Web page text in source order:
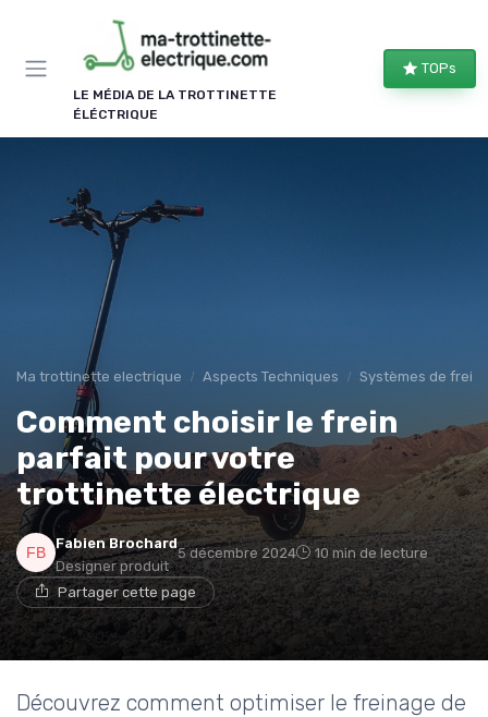
LE MÉDIA DE LA TROTTINETTE
ÉLÉCTRIQUE
TOPs
Ma trottinette electrique Aspects Techniques Systèmes de
Comment choisir le frein
parfait pour votre
trottinette électrique
Fabien Brochard
Designer produit
5 décembre 2024 10 min de lecture
Partager cette page
Découvrez comment optimiser le freinage de